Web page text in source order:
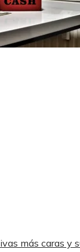
más caras y